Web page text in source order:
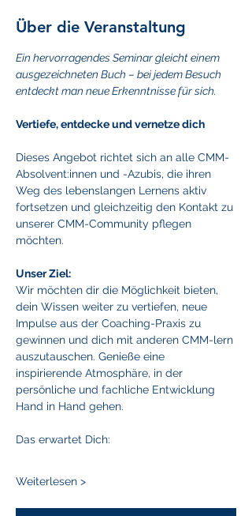
Über die Veranstaltung
Ein hervorragendes Seminar gleicht einem
ausgezeichneten Buch – bei jedem Besuch
entdeckt man neue Erkenntnisse für sich.
Vertiefe, entdecke und vernetze dich
Dieses Angebot richtet sich an alle CMM-
Absolvent:innen und -Azubis, die ihren
Weg des lebenslangen Lernens aktiv
fortsetzen und gleichzeitig den Kontakt zu
unserer CMM-Community pflegen
möchten.
Unser Ziel:
Wir möchten dir die Möglichkeit bieten,
dein Wissen weiter zu vertiefen, neue
Impulse aus der Coaching-Praxis zu
gewinnen und dich mit anderen CMM-lern
auszutauschen. Genieße eine
inspirierende Atmosphäre, in der
persönliche und fachliche Entwicklung
Hand in Hand gehen.
Das erwartet Dich:
Weiterlesen >